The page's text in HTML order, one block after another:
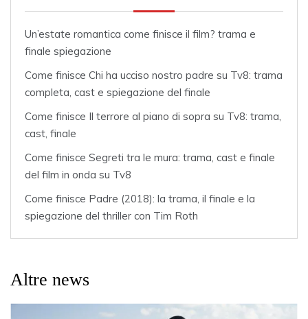
Un’estate romantica come finisce il film? trama e
finale spiegazione
Come finisce Chi ha ucciso nostro padre su Tv8: trama
completa, cast e spiegazione del finale
Come finisce Il terrore al piano di sopra su Tv8: trama,
cast, finale
Come finisce Segreti tra le mura: trama, cast e finale
del film in onda su Tv8
Come finisce Padre (2018): la trama, il finale e la
spiegazione del thriller con Tim Roth
Altre news